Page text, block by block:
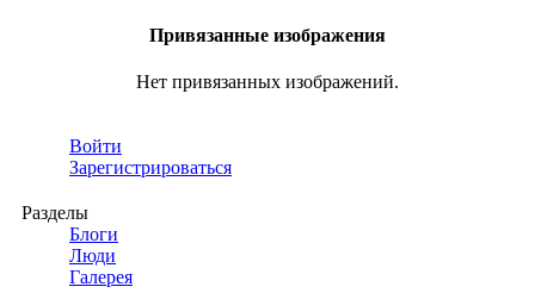
Привязанные изображения
Нет привязанных изображений.
Войти
Зарегистрироваться
Разделы
Блоги
Люди
Галерея